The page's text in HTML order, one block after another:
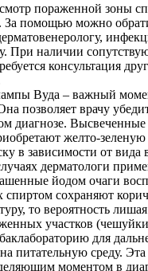
пораженной зоны
За помощью можно
При наличии
консультация
Вуда – важный
позволяет врачу
диагнозе.
желто-зеленую
в зависимости от вида
дерматологи
йодом очаги
спиртом сохраняют
то вероятность
участков
для
питательную среду.
моментом в